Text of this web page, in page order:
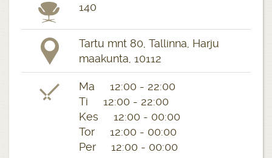
140
Tartu mnt 80, Tallinna, Harju
maakunta, 10112
Ma 12:00 - 22:00
Ti 12:00 - 22:00
Kes 12:00 - 00:00
Tor 12:00 - 00:00
Per 12:00 - 00:00